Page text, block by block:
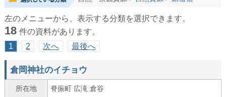
左のメニューから、表示する分類を選択できます。
18 件の資料があります。
1
2 次へ 最後へ
倉岡神社のイチョウ
所在地 脊振町 広滝 倉谷